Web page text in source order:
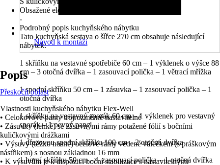
Obsažené elektrické spotřebiče
-
Podrobný popis kuchyňského nábytku
Tato kuchyňská sestava o šířce 270 cm obsahuje následující
nábytek:
1 skříňku na vestavné spotřebiče 60 cm – 1 výklenek o výšce 88
cm – 3 otočná dvířka – 1 zasouvací polička – 1 větrací mřížka
1 spodní skříňku 50 cm – 1 zásuvka – 1 zasouvací polička – 1
otočná dvířka
1 skříňku na vestavný sporák 60 cm – 1 výklenek pro vestavný
sporák – 1 pevný panel
1 dřezovou spodní skříňku 100 cm – 2 otočná dvířka
1 horní skříňku 50 cm – 1 zasouvací polička – 1 otočná dvířka
Návod k montáži
Popis
Přeskočit oblast
Vlastnosti kuchyňského nábytku Flex-Well
• Celokovové panty trojrozměrně nastavitelné
• Zásuvky (lehké) se zásuvnými rámy potažené fólií s bočními
kuličkovými drážkami
• Výsuvy (těžko nosné) ocelové rámy vedené válečkem (s práškovým
nástřikem) s nosnou základnou 16 mm
• K výsuvům je k dispozici boční stabilizace s nastavitelnými